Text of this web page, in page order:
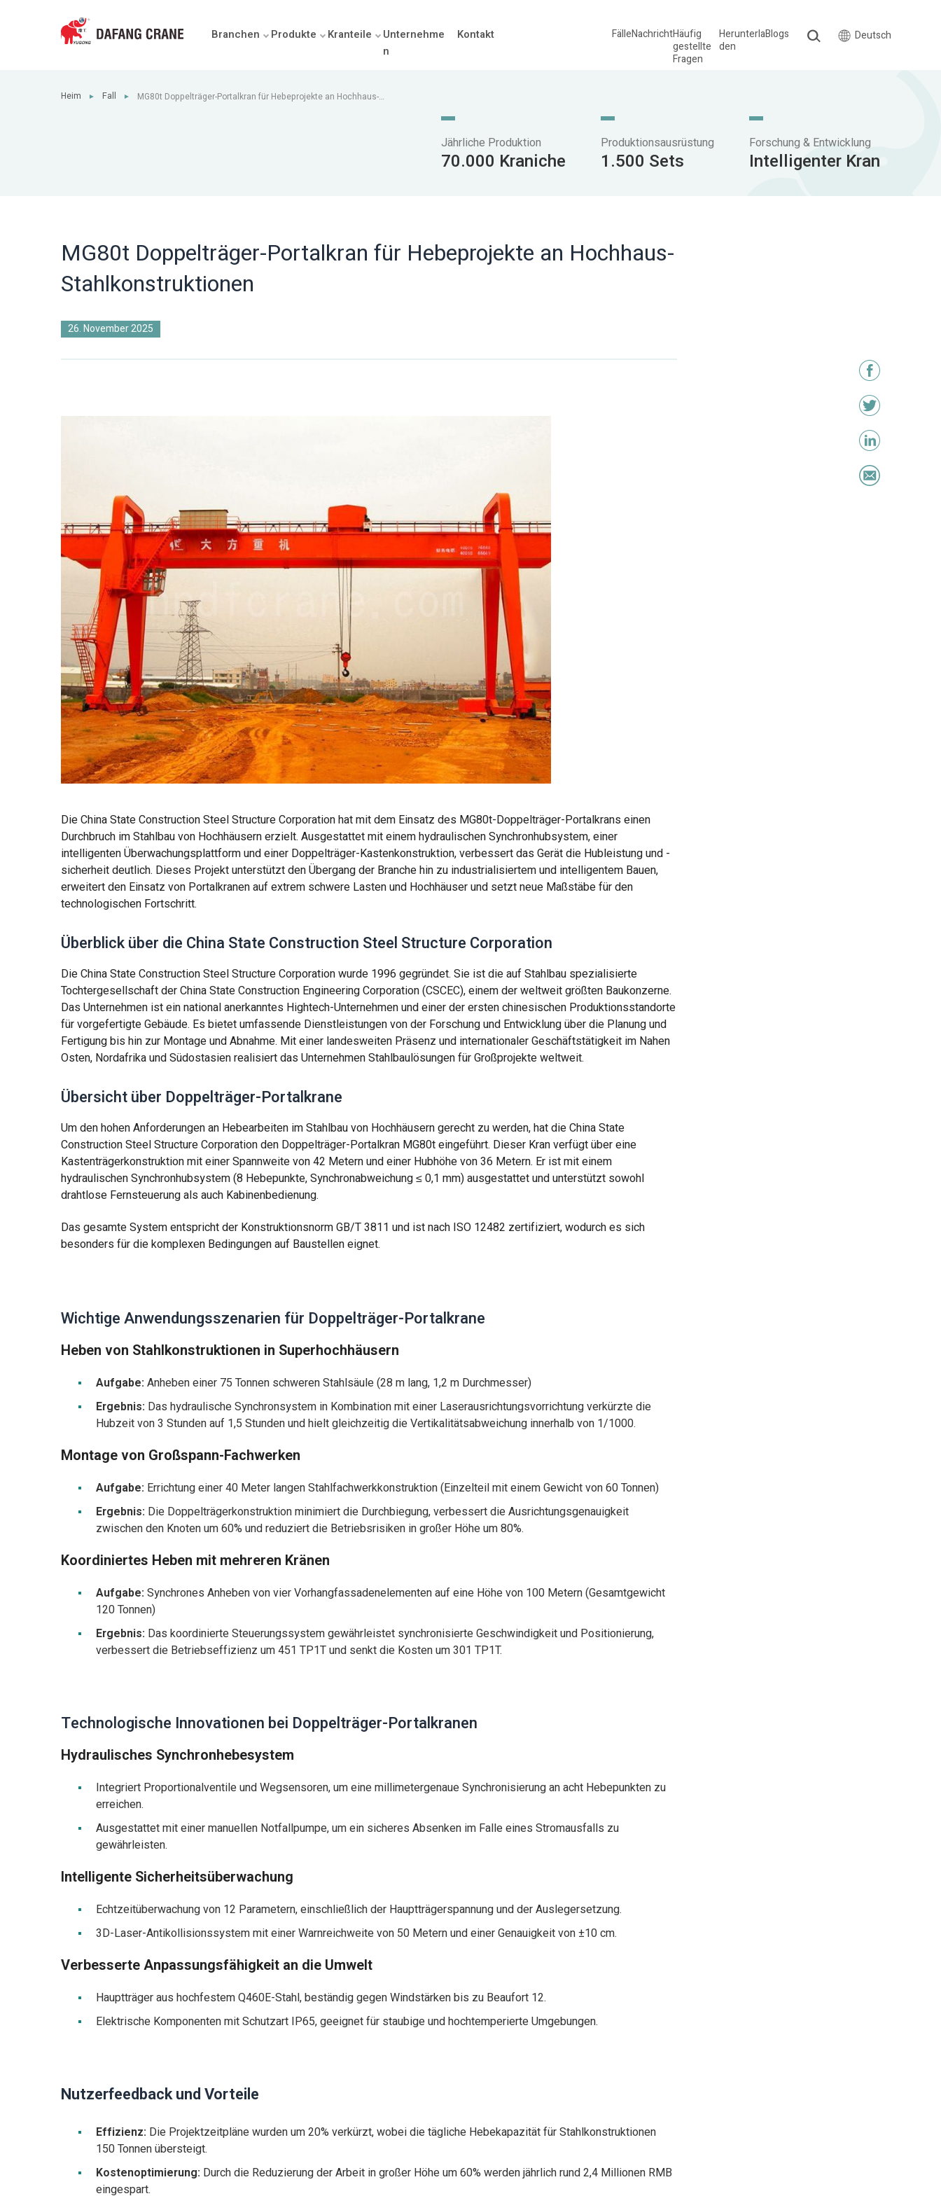
Branchen Produkte Kranteile
Unternehme
n
Kontakt FälleNachrichtHäufig
gestellte
Fragen
Herunterla
den
Blogs Deutsch
Heim ► Fall ►
MG80t Doppelträger-Portalkran für Hebeprojekte an Hochhaus-
Jährliche Produktion
70.000 Kraniche
Produktionsausrüstung
1.500 Sets
Forschung & Entwicklung
Intelligenter Kran
MG80t Doppelträger-Portalkran für Hebeprojekte an Hochhaus-
Stahlkonstruktionen
26. November 2025
Die China State Construction Steel Structure Corporation hat mit dem Einsatz des MG80t-Doppelträger-Portalkrans einen
Durchbruch im Stahlbau von Hochhäusern erzielt. Ausgestattet mit einem hydraulischen Synchronhubsystem, einer
intelligenten Überwachungsplattform und einer Doppelträger-Kastenkonstruktion, verbessert das Gerät die Hubleistung und -
sicherheit deutlich. Dieses Projekt unterstützt den Übergang der Branche hin zu industrialisiertem und intelligentem Bauen,
erweitert den Einsatz von Portalkranen auf extrem schwere Lasten und Hochhäuser und setzt neue Maßstäbe für den
technologischen Fortschritt.
Überblick über die China State Construction Steel Structure Corporation
Die China State Construction Steel Structure Corporation wurde 1996 gegründet. Sie ist die auf Stahlbau spezialisierte
Tochtergesellschaft der China State Construction Engineering Corporation (CSCEC), einem der weltweit größten Baukonzerne.
Das Unternehmen ist ein national anerkanntes Hightech-Unternehmen und einer der ersten chinesischen Produktionsstandorte
für vorgefertigte Gebäude. Es bietet umfassende Dienstleistungen von der Forschung und Entwicklung über die Planung und
Fertigung bis hin zur Montage und Abnahme. Mit einer landesweiten Präsenz und internationaler Geschäftstätigkeit im Nahen
Osten, Nordafrika und Südostasien realisiert das Unternehmen Stahlbaulösungen für Großprojekte weltweit.
Übersicht über Doppelträger-Portalkrane
Um den hohen Anforderungen an Hebearbeiten im Stahlbau von Hochhäusern gerecht zu werden, hat die China State
Construction Steel Structure Corporation den Doppelträger-Portalkran MG80t eingeführt. Dieser Kran verfügt über eine
Kastenträgerkonstruktion mit einer Spannweite von 42 Metern und einer Hubhöhe von 36 Metern. Er ist mit einem
hydraulischen Synchronhubsystem (8 Hebepunkte, Synchronabweichung ≤ 0,1 mm) ausgestattet und unterstützt sowohl
drahtlose Fernsteuerung als auch Kabinenbedienung.
Das gesamte System entspricht der Konstruktionsnorm GB/T 3811 und ist nach ISO 12482 zertifiziert, wodurch es sich
besonders für die komplexen Bedingungen auf Baustellen eignet.
Wichtige Anwendungsszenarien für Doppelträger-Portalkrane
Heben von Stahlkonstruktionen in Superhochhäusern
Aufgabe: Anheben einer 75 Tonnen schweren Stahlsäule (28 m lang, 1,2 m Durchmesser)
Ergebnis: Das hydraulische Synchronsystem in Kombination mit einer Laserausrichtungsvorrichtung verkürzte die
Hubzeit von 3 Stunden auf 1,5 Stunden und hielt gleichzeitig die Vertikalitätsabweichung innerhalb von 1/1000.
Montage von Großspann-Fachwerken
Aufgabe: Errichtung einer 40 Meter langen Stahlfachwerkkonstruktion (Einzelteil mit einem Gewicht von 60 Tonnen)
Ergebnis: Die Doppelträgerkonstruktion minimiert die Durchbiegung, verbessert die Ausrichtungsgenauigkeit
zwischen den Knoten um 60% und reduziert die Betriebsrisiken in großer Höhe um 80%.
Koordiniertes Heben mit mehreren Kränen
Aufgabe: Synchrones Anheben von vier Vorhangfassadenelementen auf eine Höhe von 100 Metern (Gesamtgewicht
120 Tonnen)
Ergebnis: Das koordinierte Steuerungssystem gewährleistet synchronisierte Geschwindigkeit und Positionierung,
verbessert die Betriebseffizienz um 451 TP1T und senkt die Kosten um 301 TP1T.
Technologische Innovationen bei Doppelträger-Portalkranen
Hydraulisches Synchronhebesystem
Integriert Proportionalventile und Wegsensoren, um eine millimetergenaue Synchronisierung an acht Hebepunkten zu
erreichen.
Ausgestattet mit einer manuellen Notfallpumpe, um ein sicheres Absenken im Falle eines Stromausfalls zu
gewährleisten.
Intelligente Sicherheitsüberwachung
Echtzeitüberwachung von 12 Parametern, einschließlich der Hauptträgerspannung und der Auslegersetzung.
3D-Laser-Antikollisionssystem mit einer Warnreichweite von 50 Metern und einer Genauigkeit von ±10 cm.
Verbesserte Anpassungsfähigkeit an die Umwelt
Hauptträger aus hochfestem Q460E-Stahl, beständig gegen Windstärken bis zu Beaufort 12.
Elektrische Komponenten mit Schutzart IP65, geeignet für staubige und hochtemperierte Umgebungen.
Nutzerfeedback und Vorteile
Effizienz: Die Projektzeitpläne wurden um 20% verkürzt, wobei die tägliche Hebekapazität für Stahlkonstruktionen
150 Tonnen übersteigt.
Kostenoptimierung: Durch die Reduzierung der Arbeit in großer Höhe um 60% werden jährlich rund 2,4 Millionen RMB
eingespart.